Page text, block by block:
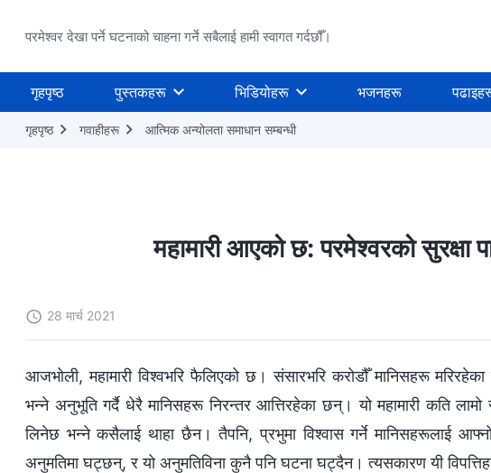
परमेश्वर देखा पर्ने घटनाको चाहना गर्ने सबैलाई हामी स्वागत गर्दछौँ।
गृहपृष्ठ पुस्तकहरू भिडियोहरू भजनहरू
गृहपृष्ठ गवाहीहरू आत्मिक अन्योलता समाधान सम्‍बन्धी
महामारी आएको छ: परमेश्‍वरको सुरक्षा
28 मार्च 2021
आजभोली, महामारी विश्‍वभरि फैलिएको छ। संसारभरि करोडौँ मानिसहरू
भन्‍ने अनुभूति गर्दै धेरै मानिसहरू निरन्तर आत्तिरहेका छन्। यो महामारी कति
लिनेछ भन्‍ने कसैलाई थाहा छैन। तैपनि, प्रभुमा विश्‍वास गर्ने मानिसहरूलाई
अनुमतिमा घट्छन्, र यो अनुमतिविना कुनै पनि घटना घट्दैन। त्यसकारण यी